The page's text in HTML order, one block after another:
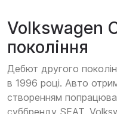
Volkswagen
покоління
Дебют другого
в 1996 році. Авто
створенням